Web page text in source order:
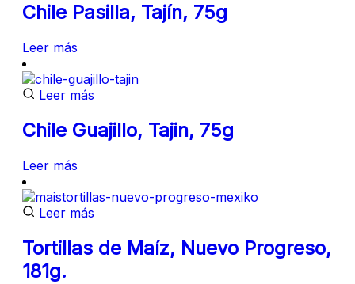
Chile Pasilla, Tajín, 75g
Leer más
Leer más
Chile Guajillo, Tajin, 75g
Leer más
Leer más
Tortillas de Maíz, Nuevo Progreso,
181g.